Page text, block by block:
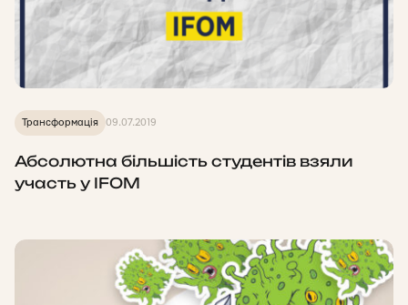
Трансформація 09.07.2019
Абсолютна більшість студентів взяли
участь у IFOM